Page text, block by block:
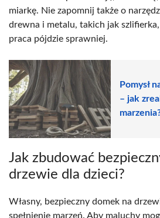
miarkę. Nie zapomnij także o
drewna i metalu, takich jak
praca pójdzie sprawniej.
Pomysł
– jak
Jak zbudować
drzewie dla dzieci?
Własny, bezpieczny domek na
spełnienie marzeń. Aby maluchy